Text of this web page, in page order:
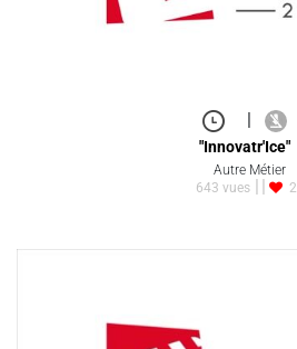
|
"Innovatr'Ice"
Autre Métier
643 vues
2